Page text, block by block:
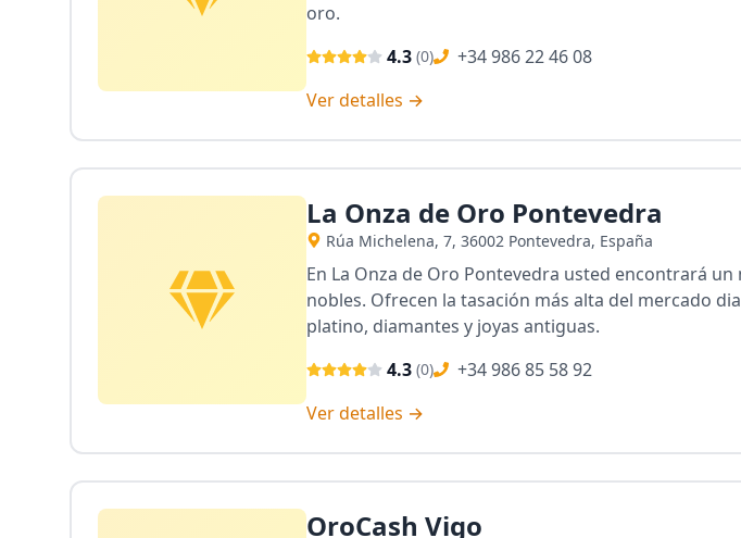
oro.
4.3 (0)
+34 986 22 46 08
Ver detalles →
La Onza de Oro Pontevedra
Rúa Michelena, 7, 36002 Pontevedra, España
En La Onza de Oro Pontevedra usted encontrará
nobles. Ofrecen la tasación más alta del mercado
platino, diamantes y joyas antiguas.
4.3 (0)
+34 986 85 58 92
Ver detalles →
OroCash Vigo